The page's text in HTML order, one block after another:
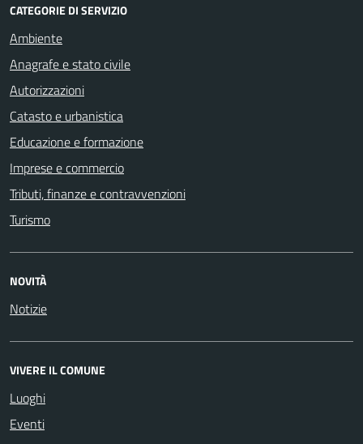
CATEGORIE DI SERVIZIO
Ambiente
Anagrafe e stato civile
Autorizzazioni
Catasto e urbanistica
Educazione e formazione
Imprese e commercio
Tributi, finanze e contravvenzioni
Turismo
NOVITÀ
Notizie
VIVERE IL COMUNE
Luoghi
Eventi